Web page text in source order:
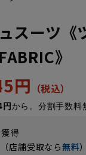
スーツ《
》
円
から。分割手数料
得
店舗受取なら無料）